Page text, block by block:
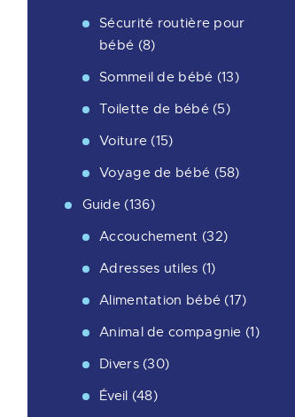
Sécurité routière pour
bébé (8)
Sommeil de bébé (13)
Toilette de bébé(5)
Voiture (15)
Voyage de bébé (58)
Guide (136)
Accouchement (32)
Adresses utiles (1)
Alimentation bébé (17)
Animal de compagnie (1)
Divers(30)
Éveil (48)